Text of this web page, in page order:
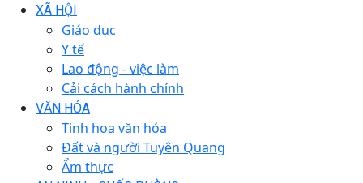
XÃ HỘI
Giáo dục
Y tế
Lao động - việc làm
Cải cách hành chính
VĂN HÓA
Tinh hoa văn hóa
Đất và người Tuyên Quang
Ẩm thực